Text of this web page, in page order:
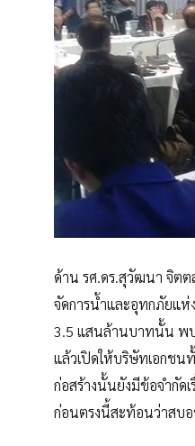
ด้าน รศ.ดร.สุวัฒนา จิตต
จัดการน้ำและอุทกภัยแห่
3.5 แสนล้านบาทนั้น พบว่
แล้วเปิดให้บริษัทเอกชน
ก่อสร้างนั้นยังมีข้อจำกัด
ก่อนตรงนี้สะท้อนว่าสบ